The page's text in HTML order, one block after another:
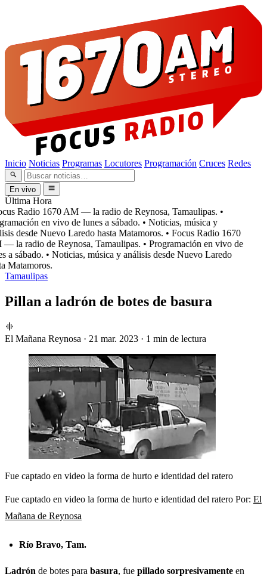
Inicio Noticias Programas Locutores Programación Cruces Redes
En vivo
Última Hora
Radio 1670 AM — la radio de Reynosa, Tamaulipas. •
en vivo de lunes a sábado. • Noticias, música y
desde Nuevo Laredo hasta Matamoros. • Focus Radio 1670
la radio de Reynosa, Tamaulipas. • Programación en vivo de
a sábado. • Noticias, música y análisis desde Nuevo Laredo
Matamoros.
Tamaulipas
Pillan a ladrón de botes de basura
El Mañana Reynosa · 21 mar. 2023 · 1 min de lectura
Fue captado en video la forma de hurto e identidad del ratero
Fue captado en video la forma de hurto e identidad del ratero Por: El
Mañana de Reynosa
Río Bravo, Tam.
Ladrón de botes para basura, fue pillado sorpresivamente en